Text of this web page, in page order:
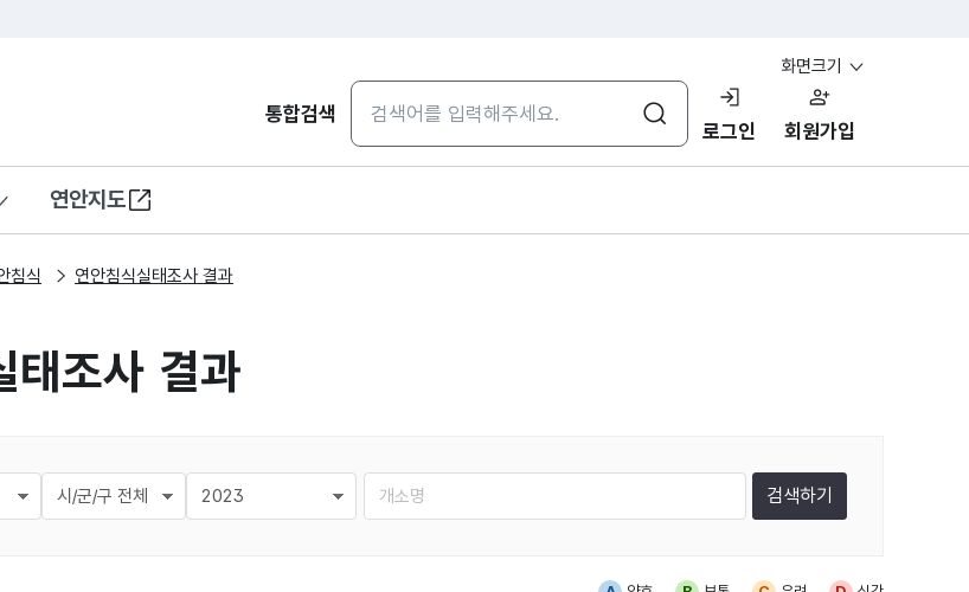
화면크기
통합검색
검색 로그인 회원가입
연안지도
침식 연안침식실태조사 결과
태조사 결과
시군구
검색어 검색하기